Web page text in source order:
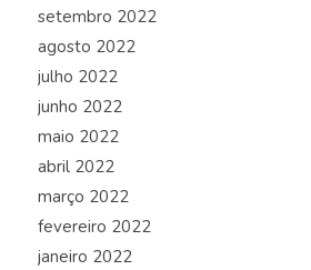
setembro 2022
agosto 2022
julho 2022
junho 2022
maio 2022
abril 2022
março 2022
fevereiro 2022
janeiro 2022